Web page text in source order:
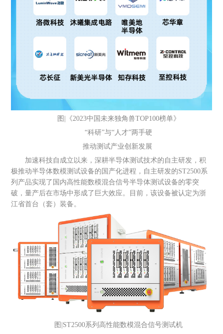
图|《2023中国未来独角兽TOP100榜单》
“科研”与“人才”两手硬
推动测试产业创新发展
加速科技自成立以来，深耕半导体测试技术的自主研发，积
极推动半导体数模测试设备的国产化进程，自主研发的ST2500系
列产品实现了国内高性能数模混合信号半导体测试设备的零突
破，量产后在市场中形成了巨大效应。目前，该设备被认定为浙
江省首台（套）装备。
图|ST2500系列高性能数模混合信号测试机